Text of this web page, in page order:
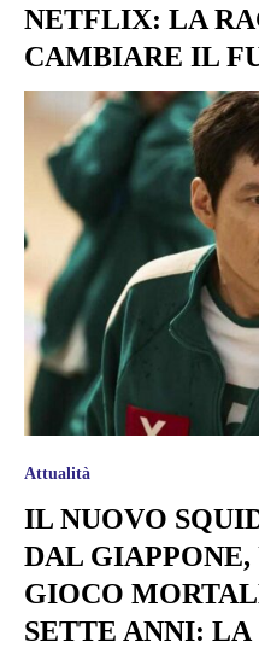
NETFLIX: LA
CAMBIARE IL
Attualità
IL NUOVO
DAL GIAPPONE,
GIOCO
SETTE ANNI: LA